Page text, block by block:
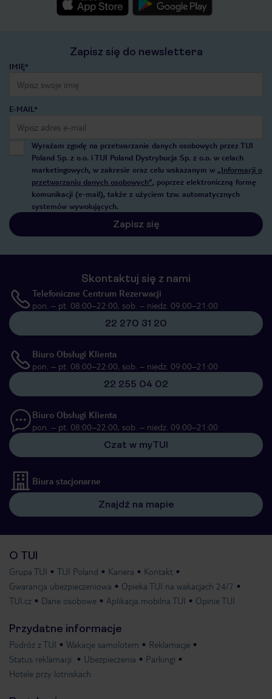
Zapisz się do newslettera
IMIĘ*
E-MAIL*
Wyrażam zgodę na przetwarzanie danych osobowych przez TUI
Poland Sp. z o.o. i TUI Poland Dystrybucja Sp. z o.o. w celach
marketingowych, w zakresie oraz celu wskazanym w „Informacji o
przetwarzaniu danych osobowych”, poprzez elektroniczną formę
komunikacji (e-mail), także z użyciem tzw. automatycznych
systemów wywołujących.
Zapisz się
Skontaktuj się z nami
Telefoniczne Centrum Rezerwacji
pon. – pt. 08:00–22:00, sob. – niedz. 09:00–21:00
22 270 31 20
Biuro Obsługi Klienta
pon. – pt. 08:00–22:00, sob. – niedz. 09:00–21:00
22 255 04 02
Biuro Obsługi Klienta
pon. – pt. 08:00–22:00, sob. – niedz. 09:00–21:00
Czat w myTUI
Biura stacjonarne
Znajdź na mapie
O TUI
Grupa TUI TUI Poland Kariera
Kontakt
Gwarancja ubezpieczeniowa
Opieka TUI na wakacjach 24/7
TUI.cz
Dane osobowe Aplikacja mobilna TUI Opinie TUI
Przydatne informacje
Podróż z TUI Wakacje samolotem
Reklamacje
Status reklamacji
Ubezpieczenia
Parkingi
Hotele przy lotniskach